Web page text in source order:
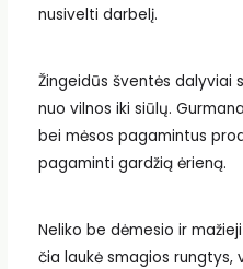
nusivelti darbelį.
Žingeidūs šventės dalyviai
nuo vilnos iki siūlų.
bei mėsos pagamintus
pagaminti gardžią ėrieną.
Neliko be dėmesio ir
čia laukė smagios rungtys,